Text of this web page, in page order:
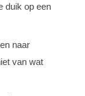
duik op een
naar
van wat